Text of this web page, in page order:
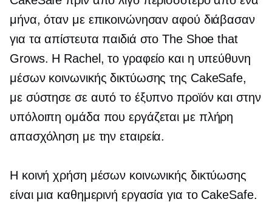
μήνα, όταν με επικοινώνησαν αφού διάβασαν
για τα απίστευτα παιδιά στο The Shoe that
Grows. Η Rachel, το γραφείο και η υπεύθυνη
μέσων κοινωνικής δικτύωσης της CakeSafe,
με σύστησε σε αυτό το έξυπνο προϊόν και στην
υπόλοιπη ομάδα που εργάζεται με πλήρη
απασχόληση με την εταιρεία.
Η κοινή χρήση μέσων κοινωνικής δικτύωσης
είναι μια καθημερινή εργασία για το CakeSafe.